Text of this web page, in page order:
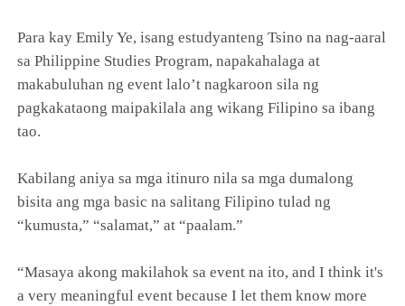
Para kay Emily Ye, isang estudyanteng Tsino na nag-aaral
sa Philippine Studies Program, napakahalaga at
makabuluhan ng event lalo’t nagkaroon sila ng
pagkakataong maipakilala ang wikang Filipino sa ibang
tao.
Kabilang aniya sa mga itinuro nila sa mga dumalong
bisita ang mga basic na salitang Filipino tulad ng
“kumusta,” “salamat,” at “paalam.”
“Masaya akong makilahok sa event na ito, and I think it's
a very meaningful event because I let them know more